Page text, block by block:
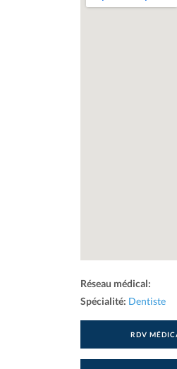
Réseau médical:
Spécialité: Dentiste
RDV